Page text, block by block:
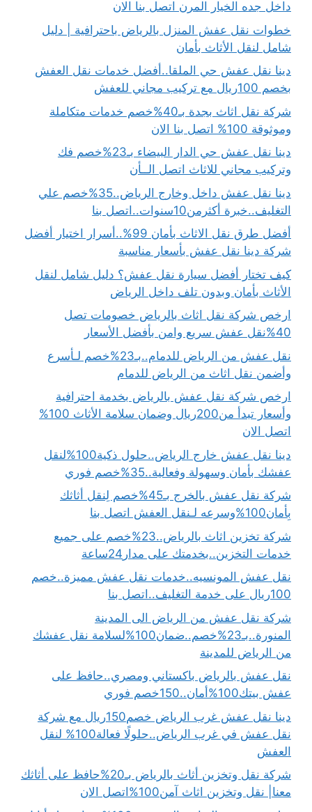
داخل جده الخيار المرن اتصل بنا الان
خطوات نقل عفش المنزل بالرياض باحترافية | دليل
شامل لنقل الأثاث بأمان
دينا نقل عفش حي الملقا..أفضل خدمات نقل العفش
بخصم 100ريال مع تركيب مجاني للعفش
شركة نقل اثاث بجدة بـ40%خصم خدمات متكاملة
وموثوقة 100% اتصل بنا الان
دينا نقل عفش حي الدار البيضاء بـ23%خصم فك
وتركيب مجاني للاثاث اتصل الــأن
دينا نقل عفش داخل وخارج الرياض..35%خصم علي
التغليف..خبرة أكثرمن10سنوات..اتصل بنا
أفضل طرق نقل الاثاث بأمان 99%..أسرار اختيار أفضل
شركة دينا نقل عفش بأسعار مناسبة
كيف تختار أفضل سيارة نقل عفش؟ دليل شامل لنقل
الأثاث بأمان وبدون تلف داخل الرياض
ارخص شركة نقل اثاث بالرياض خصومات تصل
40%نقل عفش سريع وامن بأفضل الأسعار
نقل عفش من الرياض للدمام..بـ23%خصم لـأسرع
وأضمن نقل اثاث من الرياض للدمام
ارخص شركة نقل عفش بالرياض بخدمة احترافية
وأسعار تبدأ من200ريال وضمان سلامة الأثاث 100%
اتصل الان
دينا نقل عفش خارج الرياض..حلول ذكية100%لنقل
عفشك بأمان وسهولة وفعالية..35%خصم فوري
شركة نقل عفش بالخرج بـ45%خصم لِنقل أثاثك
بِأمان100%وسرعه لـنقل العفش اتصل بنا
شركة تخزين اثاث بالرياض..23%خصم على جميع
خدمات التخزين..بخدمتك على مدار24ساعة
نقل عفش المونسيه..خدمات نقل عفش مميزة..خصم
100ريال على خدمة التغليف..اتصل بنا
شركة نقل عفش من الرياض الى المدينة
المنورة..بـ23%خصم..ضمان100%لسلامة نقل عفشك
من الرياض للمدينة
نقل عفش بالرياض باكستاني ومصري..حافظ على
عفش بيتك100%أمان..150خصم فوري
دينا نقل عفش غرب الرياض خصم150ريال مع شركة
نقل عفش في غرب الرياض..حلولًا فعالة100% لنقل
العفش
شركة نقل وتخزين أثاث بالرياض بـ20%حافظ على أثاثك
معنا| نقل وتخزين اثاث آمن100%اتصل الان